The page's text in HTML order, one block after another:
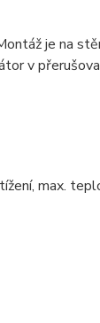
je na
v
max.